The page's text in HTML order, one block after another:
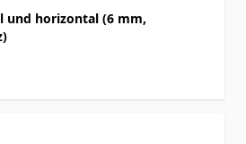
und horizontal (6 mm,